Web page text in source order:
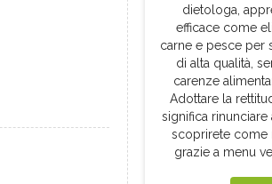
dietologa,
efficace come
carne e pesce per
di alta qualità,
carenze
Adottare la
significa rinunciare
scoprirete come
grazie a menu